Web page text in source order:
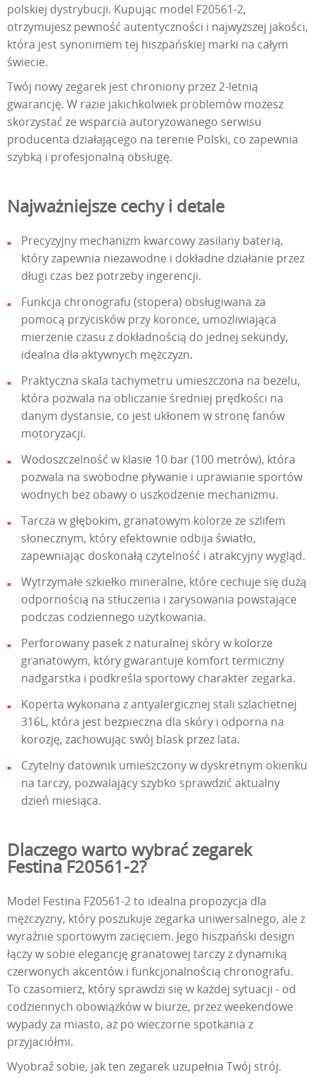
polskiej dystrybucji. Kupując model F20561-2,
otrzymujesz pewność autentyczności i najwyższej jakości,
która jest synonimem tej hiszpańskiej marki na całym
świecie.
Twój nowy zegarek jest chroniony przez 2-letnią
gwarancję. W razie jakichkolwiek problemów możesz
skorzystać ze wsparcia autoryzowanego serwisu
producenta działającego na terenie Polski, co zapewnia
szybką i profesjonalną obsługę.
Najważniejsze cechy i detale
Precyzyjny mechanizm kwarcowy zasilany baterią,
który zapewnia niezawodne i dokładne działanie przez
długi czas bez potrzeby ingerencji.
Funkcja chronografu (stopera) obsługiwana za
pomocą przycisków przy koronce, umożliwiająca
mierzenie czasu z dokładnością do jednej sekundy,
idealna dla aktywnych mężczyzn.
Praktyczna skala tachymetru umieszczona na bezelu,
która pozwala na obliczanie średniej prędkości na
danym dystansie, co jest ukłonem w stronę fanów
motoryzacji.
Wodoszczelność w klasie 10 bar (100 metrów), która
pozwala na swobodne pływanie i uprawianie sportów
wodnych bez obawy o uszkodzenie mechanizmu.
Tarcza w głębokim, granatowym kolorze ze szlifem
słonecznym, który efektownie odbija światło,
zapewniając doskonałą czytelność i atrakcyjny wygląd.
Wytrzymałe szkiełko mineralne, które cechuje się dużą
odpornością na stłuczenia i zarysowania powstające
podczas codziennego użytkowania.
Perforowany pasek z naturalnej skóry w kolorze
granatowym, który gwarantuje komfort termiczny
nadgarstka i podkreśla sportowy charakter zegarka.
Koperta wykonana z antyalergicznej stali szlachetnej
316L, która jest bezpieczna dla skóry i odporna na
korozję, zachowując swój blask przez lata.
Czytelny datownik umieszczony w dyskretnym okienku
na tarczy, pozwalający szybko sprawdzić aktualny
dzień miesiąca.
Dlaczego warto wybrać zegarek
Festina F20561-2?
Model Festina F20561-2 to idealna propozycja dla
mężczyzny, który poszukuje zegarka uniwersalnego, ale z
wyraźnie sportowym zacięciem. Jego hiszpański design
łączy w sobie elegancję granatowej tarczy z dynamiką
czerwonych akcentów i funkcjonalnością chronografu.
To czasomierz, który sprawdzi się w każdej sytuacji - od
codziennych obowiązków w biurze, przez weekendowe
wypady za miasto, aż po wieczorne spotkania z
przyjaciółmi.
Wyobraź sobie, jak ten zegarek uzupełnia Twój strój.